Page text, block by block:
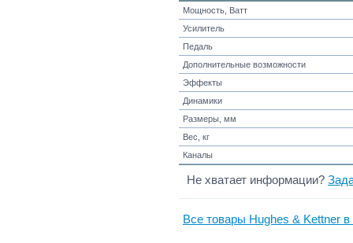
Мощность, Ватт
Усилитель
Педаль
Дополнительные возможности
Эффекты
Динамики
Размеры, мм
Вес, кг
Каналы
Не хватает информации?
Все товары Hughes & Kettner в